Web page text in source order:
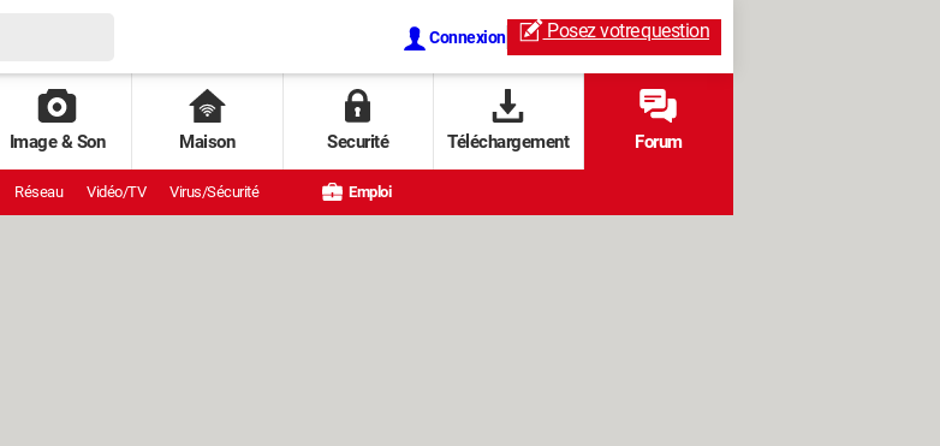
Connexion Posez votrequestion
Image & Son Maison Securité Téléchargement Forum
Réseau Vidéo/TV Virus/Sécurité Emploi